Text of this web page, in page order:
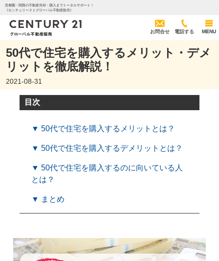
首都圏・関西の不動産売却・購入までトータルサポート！
《センチュリー２１グローバル不動産販売》
お問合せ 電話する MENU
50代で住宅を購入するメリット・デメ
リットを徹底解説！
2021-08-31
目次
▼ 50代で住宅を購入するメリットとは？
▼ 50代で住宅を購入するデメリットとは？
▼ 50代で住宅を購入するのに向いている人
とは？
▼ まとめ